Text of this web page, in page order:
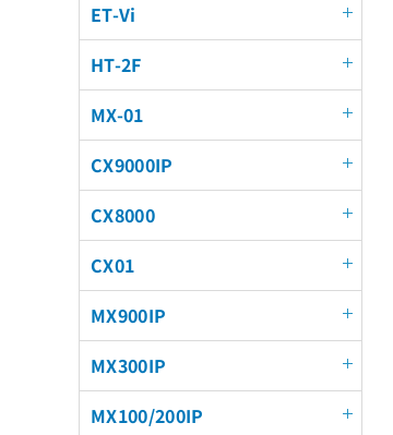
ET-Vi
HT-2F
MX-01
CX9000IP
CX8000
CX01
MX900IP
MX300IP
MX100/200IP